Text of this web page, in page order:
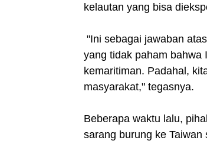
kelautan yang bisa
"Ini sebagai jawaban
yang tidak paham bahwa
kemaritiman. Padahal,
masyarakat," tegasnya.
Beberapa waktu lalu,
sarang burung ke Taiwan